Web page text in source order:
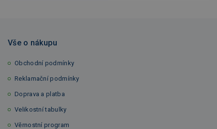
Vše o nákupu
Obchodní podmínky
Reklamační podmínky
Doprava a platba
Velikostní tabulky
Věrnostní program